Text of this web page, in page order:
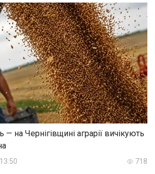
— на Чернігівщині аграрії вичікують
718